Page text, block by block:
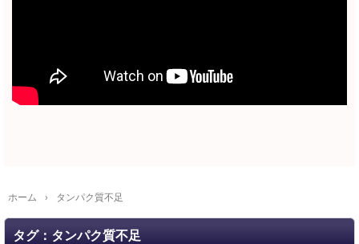
ホーム › タンパク質不足
タグ：タンパク質不足